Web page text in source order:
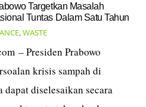
Targetkan Masalah
Tuntas Dalam Satu Tahun
,WASTE
– Presiden Prabowo
krisis sampah di
diselesaikan secara